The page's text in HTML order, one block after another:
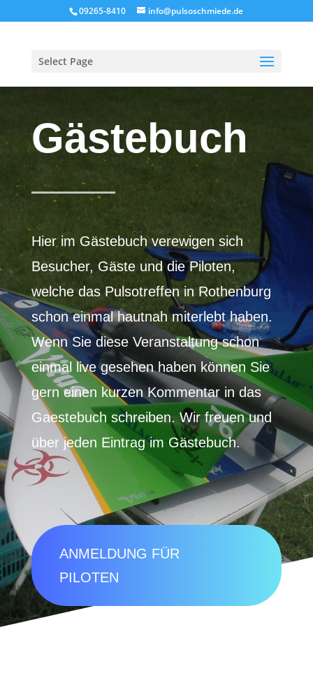
09265-8410 info@pulsoschmiede.de
Select Page
Gästebuch
Hier im Gästebuch verewigen sich
Besucher, Gäste und die Piloten,
welche das Pulsotreffen in Rothenburg
schon einmal hautnah miterlebt haben.
Wenn Sie diese Veranstaltung schon
einmal live gesehen haben können Sie
gern einen kurzen Kommentar in das
Gaestebuch schreiben. Wir freuen und
über jeden Eintrag im Gästebuch.
ANMELDUNG FÜR
PILOTEN